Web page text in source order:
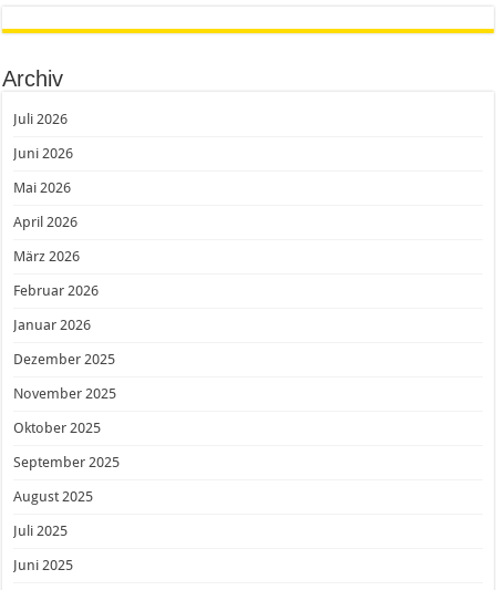
Archiv
Juli 2026
Juni 2026
Mai 2026
April 2026
März 2026
Februar 2026
Januar 2026
Dezember 2025
November 2025
Oktober 2025
September 2025
August 2025
Juli 2025
Juni 2025